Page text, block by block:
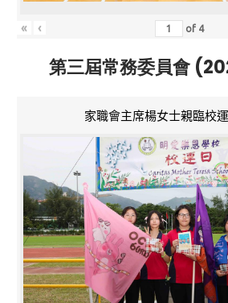
« ‹ of 4
第三屆常務委員會
家職會主席楊女士親臨校